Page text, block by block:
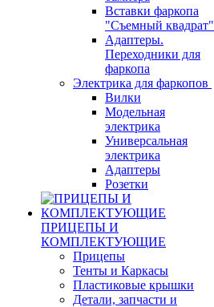
Вставки фаркопа
"Съемный квадрат"
Адаптеры.
Переходники для
фаркопа
Электрика для фаркопов
Вилки
Модельная
электрика
Универсальная
электрика
Адаптеры
Розетки
ПРИЦЕПЫ И
КОМПЛЕКТУЮЩИЕ
Прицепы
Тенты и Каркасы
Пластиковые крышки
Детали, запчасти и